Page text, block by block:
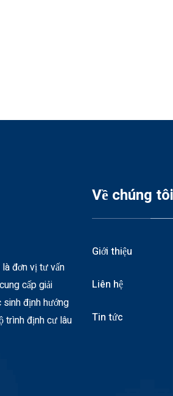
đơn vị tư vấn
cấp giải
sinh định hướng
trình định cư lâu
Về chúng tôi
Giới thiệu
Liên hệ
Tin tức